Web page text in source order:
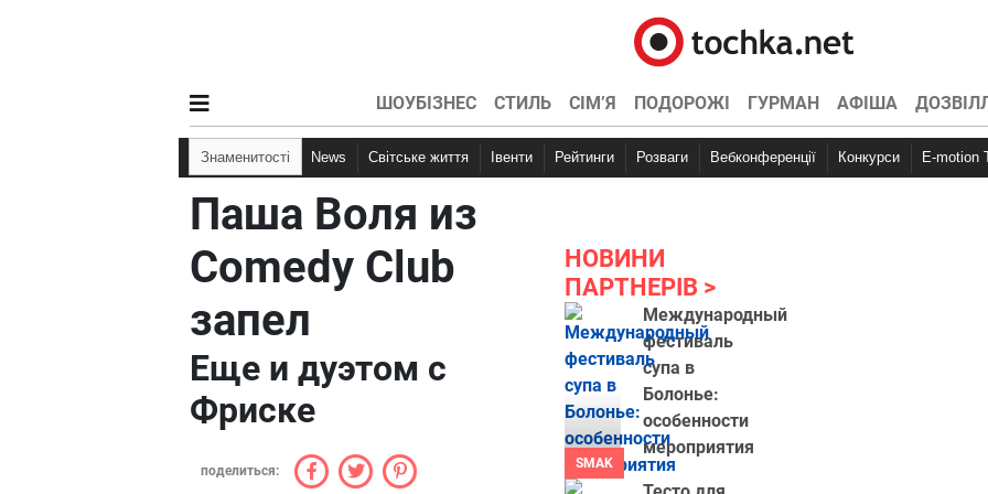
ШОУБІЗНЕС СТИЛЬ СІМ’Я ПОДОРОЖІ ГУРМАН АФІША
Знаменитості News Світське життя Івенти Рейтинги Розваги Вебконференції Конкурси E-motion
Паша Воля из
Comedy Club
запел
Еще и дуэтом с
Фриске
поделиться:
НОВИНИ
ПАРТНЕРІВ
SMAK
Международный
фестиваль
супа в
Болонье:
особенности
мероприятия